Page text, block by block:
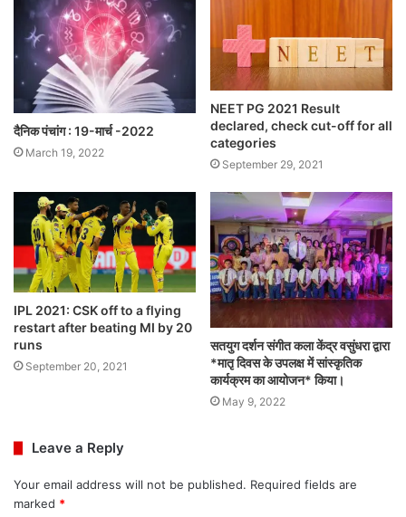
दैनिक पंचांग : 19-मार्च -2022
March 19, 2022
NEET PG 2021 Result
declared, check cut-off for all
categories
September 29, 2021
IPL 2021: CSK off to a flying
restart after beating MI by 20
runs
September 20, 2021
सतयुग दर्शन संगीत कला केंद्र वसुंधरा द्वारा
*मातृ दिवस के उपलक्ष में सांस्कृतिक
कार्यक्रम का आयोजन* किया।
May 9, 2022
Leave a Reply
Your email address will not be published. Required fields are
marked *